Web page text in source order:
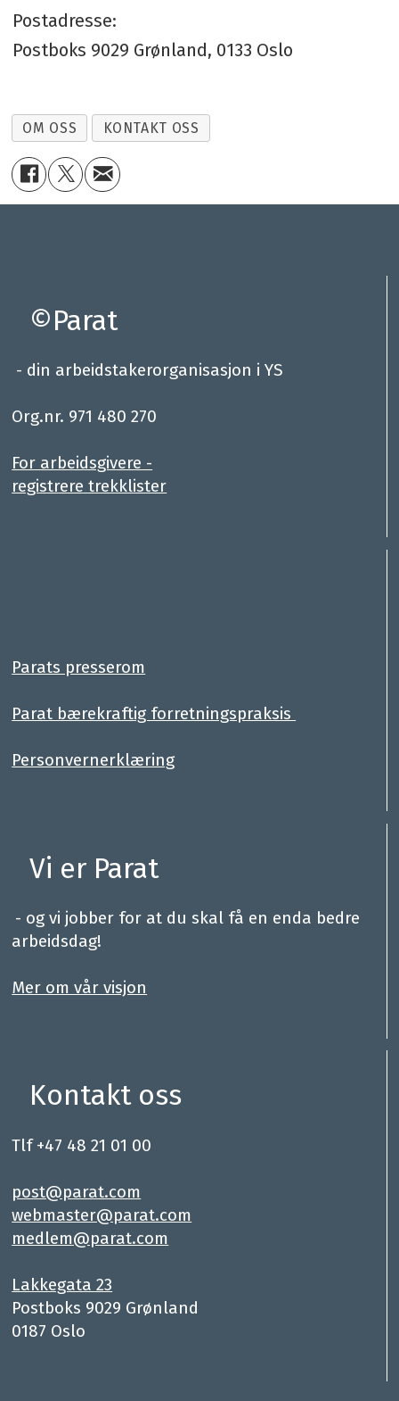
Postadresse:
Postboks 9029 Grønland, 0133 Oslo
OM OSS KONTAKT OSS
©Parat
- din arbeidstakerorganisasjon i YS
Org.nr. 971 480 270
For arbeidsgivere -
registrere trekklister
Parats presserom
Parat bærekraftig forretningspraksis
Personvernerklæring
Vi er Parat
- og vi jobber for at du skal få en enda bedre
arbeidsdag!
Mer om vår visjon
Kontakt oss
Tlf +47 48 21 01 00
post@parat.com
webmaster@parat.com
medlem@parat.com
Lakkegata 23
Postboks 9029 Grønland
0187 Oslo